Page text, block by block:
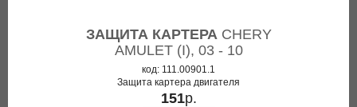
ЗАЩИТА КАРТЕРАCHERY
AMULET (I), 03 - 10
код: 111.00901.1
Защита картера двигателя
151р.